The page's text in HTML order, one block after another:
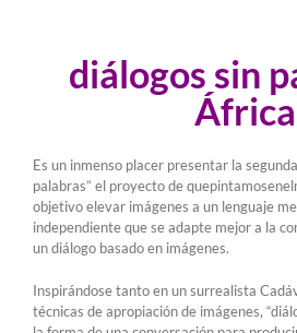
diálogos sin
África
Es un inmenso placer presentar la
palabras” el proyecto de
objetivo elevar imágenes a un lenguaje
independiente que se adapte mejor a la
un diálogo basado en imágenes.
Inspirándose tanto en un surrealista
técnicas de apropiación de imágenes,